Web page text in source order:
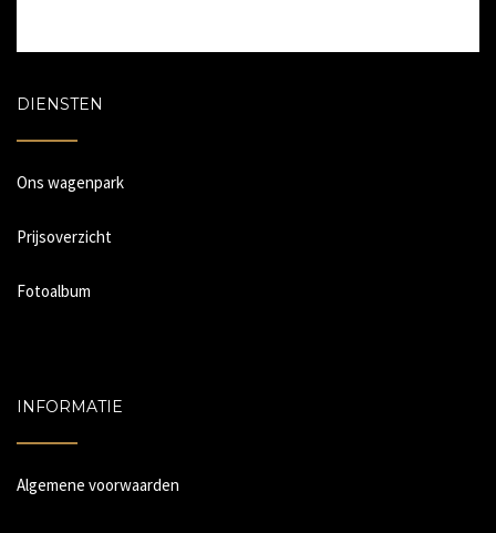
DIENSTEN
Ons wagenpark
Prijsoverzicht
Fotoalbum
INFORMATIE
Algemene voorwaarden